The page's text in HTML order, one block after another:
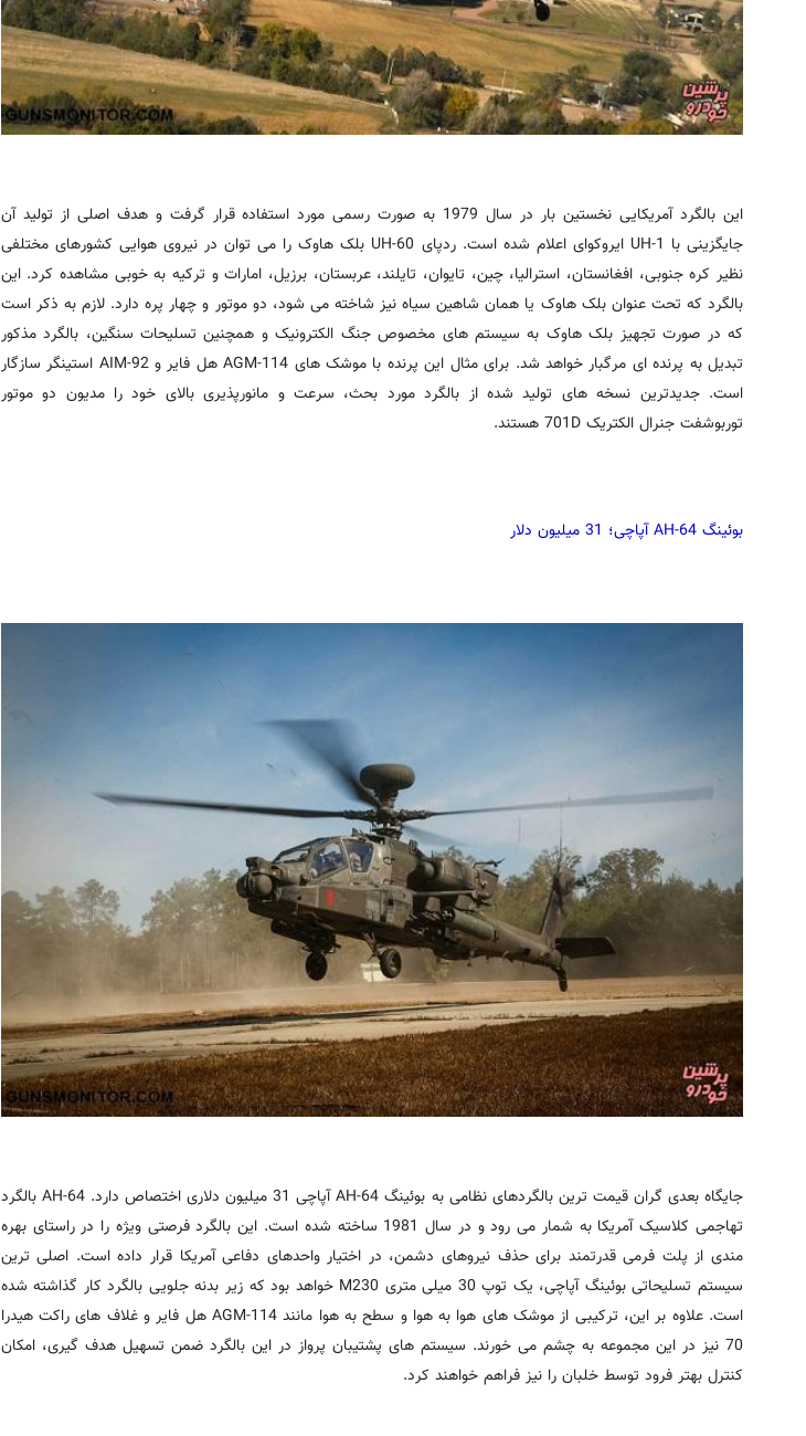
این بالگرد آمریکایی نخستین بار در سال 1979 به صورت رسمی مورد استفاده قرار گرفت و هدف اصلی از تولید آن
جایگزینی با UH-1 ایروکوای اعلام شده است. ردپای UH-60 بلک هاوک را می توان در نیروی هوایی کشورهای مختلفی
نظیر کره جنوبی، افغانستان، استرالیا، چین، تایوان، تایلند، عربستان، برزیل، امارات و ترکیه به خوبی مشاهده کرد. این
بالگرد که تحت عنوان بلک هاوک یا همان شاهین سیاه نیز شاخته می شود، دو موتور و چهار پره دارد. لازم به ذکر است
که در صورت تجهیز بلک هاوک به سیستم های مخصوص جنگ الکترونیک و همچنین تسلیحات سنگین، بالگرد مذکور
تبدیل به پرنده ای مرگبار خواهد شد. برای مثال این پرنده با موشک های AGM-114 هل فایر و AIM-92 استینگر سازگار
است. جدیدترین نسخه های تولید شده از بالگرد مورد بحث، سرعت و مانورپذیری بالای خود را مدیون دو موتور
توربوشفت جنرال الکتریک 701D هستند.
بوئینگ AH-64 آپاچی؛ 31 میلیون دلار
جایگاه بعدی گران قیمت ترین بالگردهای نظامی به بوئینگ AH-64 آپاچی 31 میلیون دلاری اختصاص دارد. AH-64 بالگرد
تهاجمی کلاسیک آمریکا به شمار می رود و در سال 1981 ساخته شده است. این بالگرد فرصتی ویژه را در راستای بهره
مندی از پلت فرمی قدرتمند برای حذف نیروهای دشمن، در اختیار واحدهای دفاعی آمریکا قرار داده است. اصلی ترین
سیستم تسلیحاتی بوئینگ آپاچی، یک توپ 30 میلی متری M230 خواهد بود که زیر بدنه جلویی بالگرد کار گذاشته شده
است. علاوه بر این، ترکیبی از موشک های هوا به هوا و سطح به هوا مانند AGM-114 هل فایر و غلاف های راکت هیدرا
70 نیز در این مجموعه به چشم می خورند. سیستم های پشتیبان پرواز در این بالگرد ضمن تسهیل هدف گیری، امکان
کنترل بهتر فرود توسط خلبان را نیز فراهم خواهند کرد.